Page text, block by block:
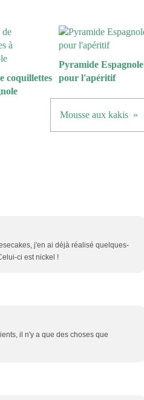
coquillettes
Pyramide Espagnole
pour l'apéritif
Mousse aux kakis
j'en ai déjà réalisé quelques-
ci est nickel !
il n'y a que des choses que